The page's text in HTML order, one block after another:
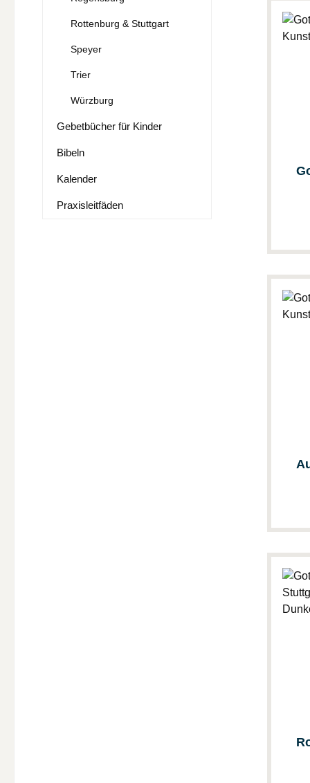
Rottenburg & Stuttgart
Speyer
Trier
Würzburg
Gebetbücher für Kinder
Bibeln
Kalender
Praxisleitfäden